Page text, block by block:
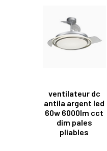
ventilateur dc
antila argent led
60w 6000lm cct
dim pales
pliables